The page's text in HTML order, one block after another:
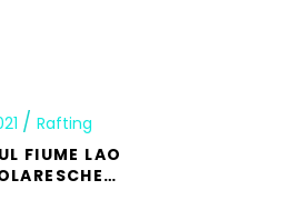
Rafting
FIUME LAO